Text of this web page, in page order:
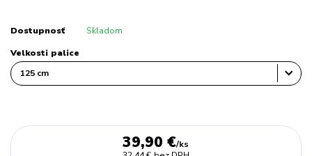
Dostupnosť Skladom
Velkosti palice
39,90 €/ks